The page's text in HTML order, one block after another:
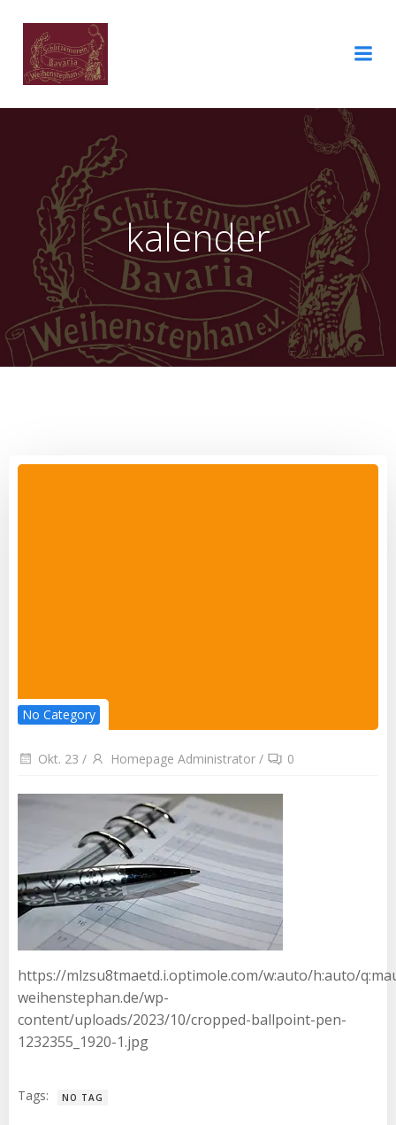
kalender
No Category
Okt. 23 / Homepage Administrator / 0
https://mlzsu8tmaetd.i.optimole.com/w:auto/h:auto/
weihenstephan.de/wp-
content/uploads/2023/10/cropped-ballpoint-pen-
1232355_1920-1.jpg
Tags: NO TAG